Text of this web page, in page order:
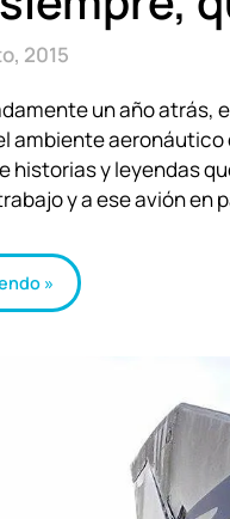
2015
un año atrás,
ambiente
historias y leyendas
y a ese avión en
»